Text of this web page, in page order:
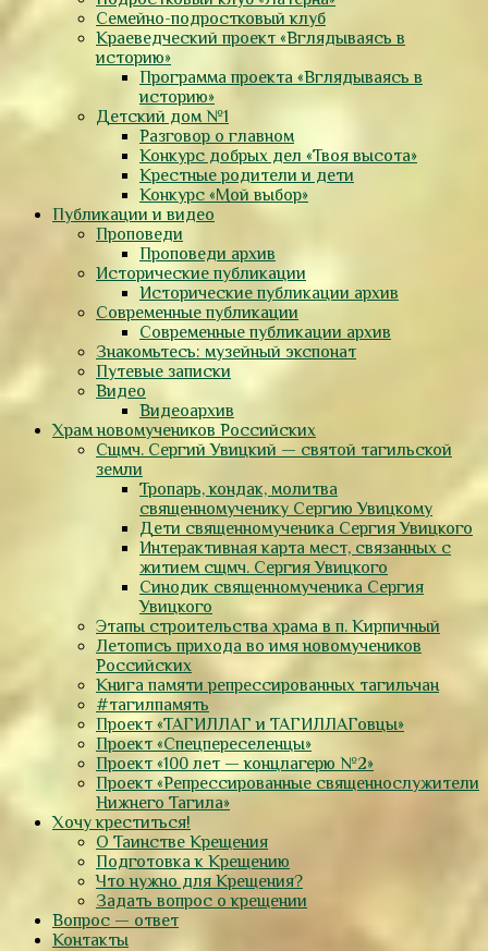
Семейно-подростковый клуб
Краеведческий проект «Вглядываясь в
историю»
Программа проекта «Вглядываясь в
историю»
Детский дом №1
Разговор о главном
Конкурс добрых дел «Твоя высота»
Крестные родители и дети
Конкурс «Мой выбор»
Публикации и видео
Проповеди
Проповеди архив
Исторические публикации
Исторические публикации архив
Современные публикации
Современные публикации архив
Знакомьтесь: музейный экспонат
Путевые записки
Видео
Видеоархив
Храм новомучеников Российских
Сщмч. Сергий Увицкий — святой тагильской
земли
Тропарь, кондак, молитва
священномученику Сергию Увицкому
Дети священномученика Сергия Увицкого
Интерактивная карта мест, связанных с
житием сщмч. Сергия Увицкого
Синодик священномученика Сергия
Увицкого
Этапы строительства храма в п. Кирпичный
Летопись прихода во имя новомучеников
Российских
Книга памяти репрессированных тагильчан
#тагилпамять
Проект «ТАГИЛЛАГ и ТАГИЛЛАГовцы»
Проект «Спецпереселенцы»
Проект «100 лет — концлагерю №2»
Проект «Репрессированные священнослужители
Нижнего Тагила»
Хочу креститься!
О Таинстве Крещения
Подготовка к Крещению
Что нужно для Крещения?
Задать вопрос о крещении
Вопрос — ответ
Контакты